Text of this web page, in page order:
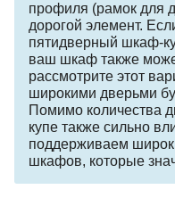
профиля (рамок для
дорогой элемент.
пятидверный шкаф-
ваш шкаф также
рассмотрите этот
широкими дверьми
Помимо количества
купе также сильно
поддерживаем
шкафов, которые